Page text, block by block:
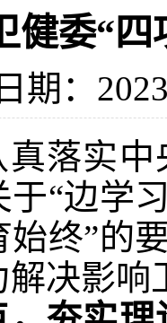
健委“四
期：
落实
于“边学
始终”的
决影响